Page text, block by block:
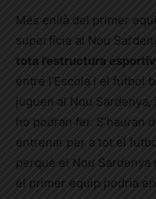
Més enllà del primer
superfície al Nou
tota l’estructura
entre l’Escola i el futbol
juguen al Nou Sardenya,
ho podran fer. S’hauran
entrenar per a tot el
perquè el Nou
el primer equip podria